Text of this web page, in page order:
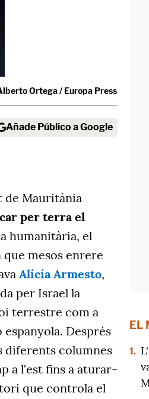
Ortega / Europa Press
Añade Público a Google
de Mauritània
per terra el
humanitària, el
que mesos enrere
Alicia Armesto,
per Israel la
terrestre com a
Després
diferents columnes
a l'est fins a aturar-
que controla el
EL
1.